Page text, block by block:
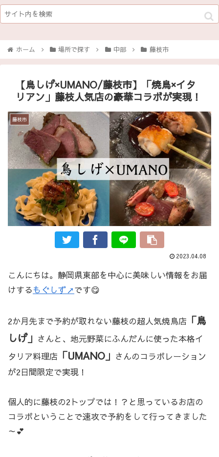
ホーム 場所で探す 中部 藤枝市
【鳥しげ×UMANO/藤枝市】「焼鳥×イタ
リアン」藤枝人気店の豪華コラボが実現！
藤枝市
2023.04.08
こんにちは。静岡県東部を中心に美味しい情報をお届
けするもぐしず↗です😋
2か月先まで予約が取れない藤枝の超人気焼鳥店 「鳥
しげ」 さんと、地元野菜にふんだんに使った本格イ
タリア料理店 「UMANO」 さんのコラボレーション
が2日間限定で実現！
個人的に藤枝の2トップでは！？と思っているお店の
コラボということで速攻で予約をして行ってきました
～💕